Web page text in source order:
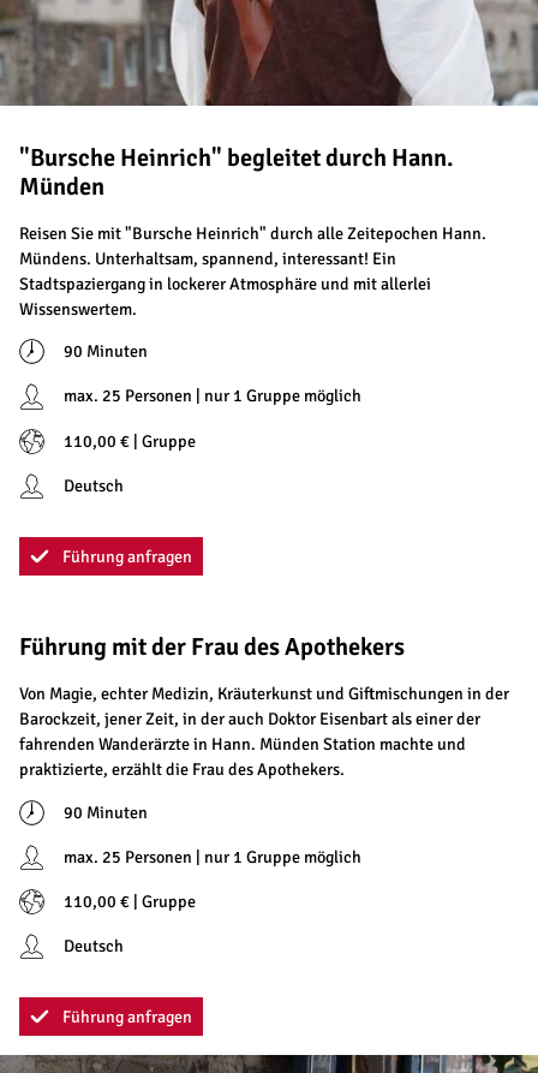
"Bursche Heinrich" begleitet durch Hann.
Münden
Reisen Sie mit "Bursche Heinrich" durch alle Zeitepochen Hann.
Mündens. Unterhaltsam, spannend, interessant! Ein
Stadtspaziergang in lockerer Atmosphäre und mit allerlei
Wissenswertem.
90 Minuten
max. 25 Personen | nur 1 Gruppe möglich
110,00 € | Gruppe
Deutsch
Führung anfragen
Führung mit der Frau des Apothekers
Von Magie, echter Medizin, Kräuterkunst und Giftmischungen in der
Barockzeit, jener Zeit, in der auch Doktor Eisenbart als einer der
fahrenden Wanderärzte in Hann. Münden Station machte und
praktizierte, erzählt die Frau des Apothekers.
90 Minuten
max. 25 Personen | nur 1 Gruppe möglich
110,00 € | Gruppe
Deutsch
Führung anfragen